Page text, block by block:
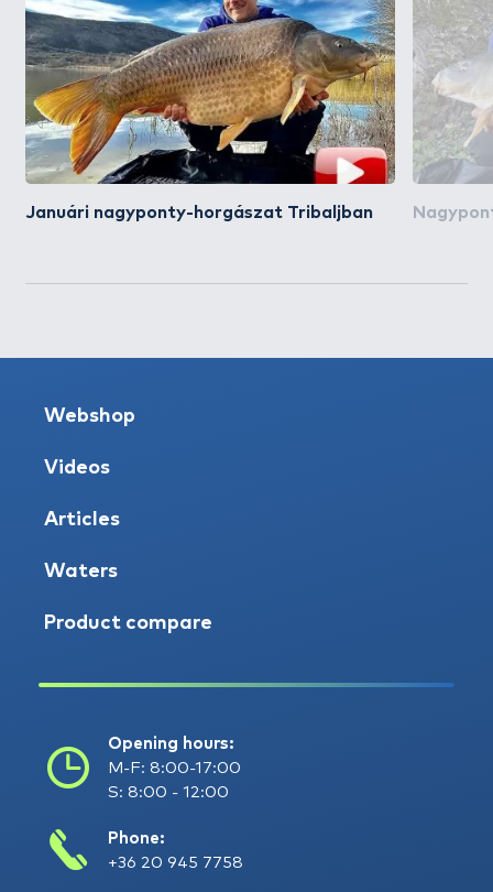
Januári nagyponty-horgászat Tribaljban
Webshop
Videos
Articles
Waters
Product compare
Opening hours:
M-F: 8:00-17:00
S: 8:00 - 12:00
Phone:
+36 20 945 7758